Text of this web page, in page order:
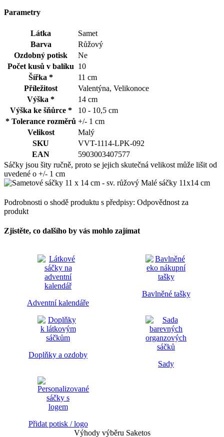
Parametry
Látka
Samet
Barva
Růžový
Ozdobný potisk
Ne
Počet kusů v balíku 10
Šířka *
11 cm
Příležitost
Valentýna, Velikonoce
Výška *
14 cm
Výška ke šňůrce *
10 - 10,5 cm
* Tolerance rozměrů +/- 1 cm
Velikost
Malý
SKU
VVT-1114-LPK-092
EAN
5903003407577
Sáčky jsou šity ručně, proto se jejich skutečná velikost může lišit od
uvedené o +/- 1 cm
Podrobnosti o shodě produktu s předpisy: Odpovědnost za
produkt
Zjistěte, co dalšího by vás mohlo zajímat
Adventní kalendáře
Bavlněné tašky
Doplňky a ozdoby
Sady
Přidat potisk / logo
Výhody výběru Saketos